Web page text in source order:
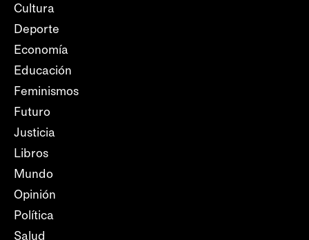
Cultura
Deporte
Economía
Educación
Feminismos
Futuro
Justicia
Libros
Mundo
Opinión
Política
Salud